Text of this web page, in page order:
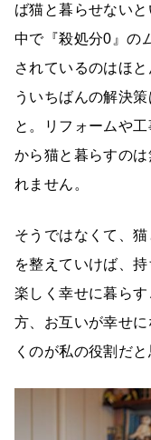
ば猫と暮らせない
中で『殺処分0』の
されているのはほ
ういちばんの解決
と。リフォームや
から猫と暮らすの
れません。
そうではなくて、
を整えていけば、
楽しく幸せに暮ら
方、お互いが幸せ
くのが私の役割だと